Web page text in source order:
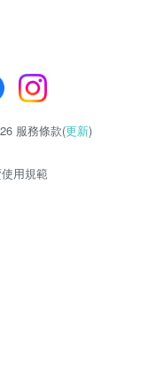
服務條款(更新)
用規範